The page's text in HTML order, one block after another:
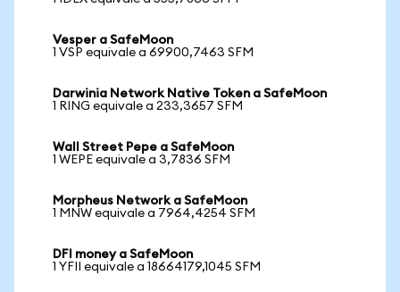
Vesper a SafeMoon
1 VSP equivale a 69900,7463 SFM
Darwinia Network Native Token a SafeMoon
1 RING equivale a 233,3657 SFM
Wall Street Pepe a SafeMoon
1 WEPE equivale a 3,7836 SFM
Morpheus Network a SafeMoon
1 MNW equivale a 7964,4254 SFM
DFI money a SafeMoon
1 YFII equivale a 18664179,1045 SFM